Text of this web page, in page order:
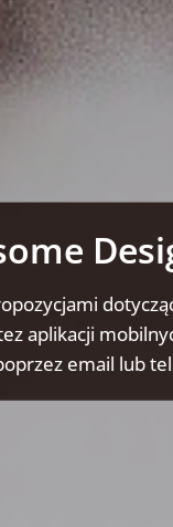
aplikacji
email lub